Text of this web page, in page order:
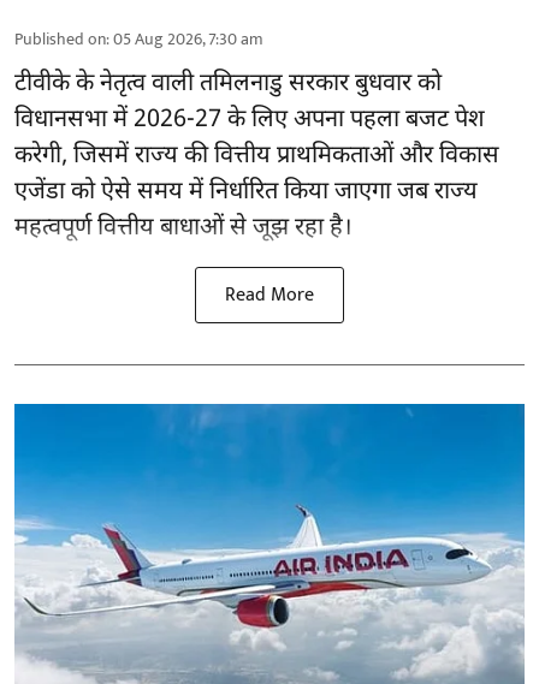
Published on:05 Aug 2026, 7:30 am
टीवीके के नेतृत्व वालीतमिलनाडु सरकारबुधवार को
विधानसभा में 2026-27 के लिए अपना पहला बजट पेश
करेगी, जिसमें राज्य की वित्तीय प्राथमिकताओं और विकास
एजेंडा को ऐसे समय में निर्धारित किया जाएगा जब राज्य
महत्वपूर्ण वित्तीय बाधाओं से जूझ रहा है।
Read More